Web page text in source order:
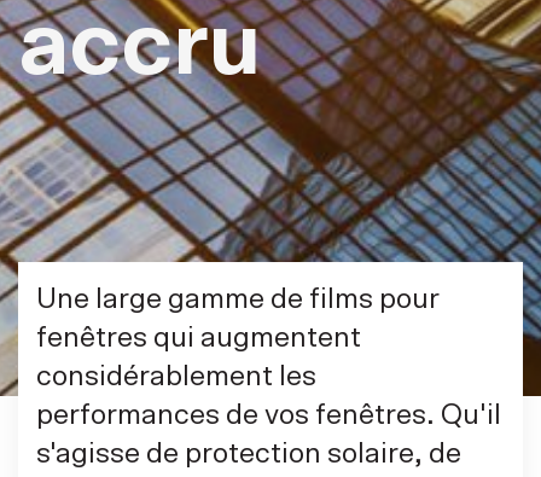
accru
Une large gamme de films pour
fenêtres qui augmentent
considérablement les
performances de vos fenêtres. Qu'il
s'agisse de protection solaire, de